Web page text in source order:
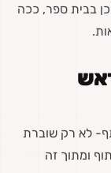
בבית ספר, ככה
לא רק שוברת
ומתוך זה